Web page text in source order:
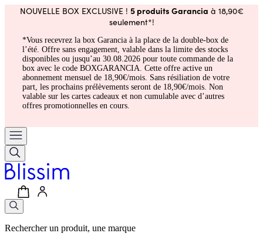
NOUVELLE BOX EXCLUSIVE ! 5 produits Garancia à 18,90€
seulement*!
*Vous recevrez la box Garancia à la place de la double-box de
l’été. Offre sans engagement, valable dans la limite des stocks
disponibles ou jusqu’au 30.08.2026 pour toute commande de la
box avec le code BOXGARANCIA. Cette offre active un
abonnement mensuel de 18,90€/mois. Sans résiliation de votre
part, les prochains prélèvements seront de 18,90€/mois. Non
valable sur les cartes cadeaux et non cumulable avec d’autres
offres promotionnelles en cours.
Rechercher un produit, une marque